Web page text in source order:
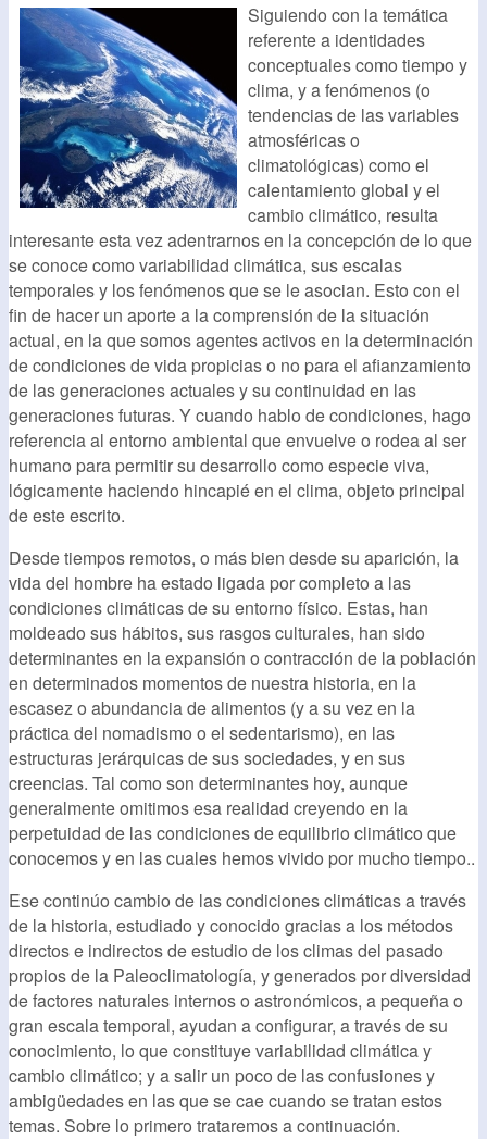
Siguiendo con la temática
referente a identidades
conceptuales como tiempo y
clima, y a fenómenos (o
tendencias de las variables
atmosféricas o
climatológicas) como el
calentamiento global y el
cambio climático, resulta
interesante esta vez adentrarnos en la concepción de lo que
se conoce como variabilidad climática, sus escalas
temporales y los fenómenos que se le asocian. Esto con el
fin de hacer un aporte a la comprensión de la situación
actual, en la que somos agentes activos en la determinación
de condiciones de vida propicias o no para el afianzamiento
de las generaciones actuales y su continuidad en las
generaciones futuras. Y cuando hablo de condiciones, hago
referencia al entorno ambiental que envuelve o rodea al ser
humano para permitir su desarrollo como especie viva,
lógicamente haciendo hincapié en el clima, objeto principal
de este escrito.
Desde tiempos remotos, o más bien desde su aparición, la
vida del hombre ha estado ligada por completo a las
condiciones climáticas de su entorno físico. Estas, han
moldeado sus hábitos, sus rasgos culturales, han sido
determinantes en la expansión o contracción de la población
en determinados momentos de nuestra historia, en la
escasez o abundancia de alimentos (y a su vez en la
práctica del nomadismo o el sedentarismo), en las
estructuras jerárquicas de sus sociedades, y en sus
creencias. Tal como son determinantes hoy, aunque
generalmente omitimos esa realidad creyendo en la
perpetuidad de las condiciones de equilibrio climático que
conocemos y en las cuales hemos vivido por mucho tiempo..
Ese continúo cambio de las condiciones climáticas a través
de la historia, estudiado y conocido gracias a los métodos
directos e indirectos de estudio de los climas del pasado
propios de la Paleoclimatología, y generados por diversidad
de factores naturales internos o astronómicos, a pequeña o
gran escala temporal, ayudan a configurar, a través de su
conocimiento, lo que constituye variabilidad climática y
cambio climático; y a salir un poco de las confusiones y
ambigüedades en las que se cae cuando se tratan estos
temas. Sobre lo primero trataremos a continuación.